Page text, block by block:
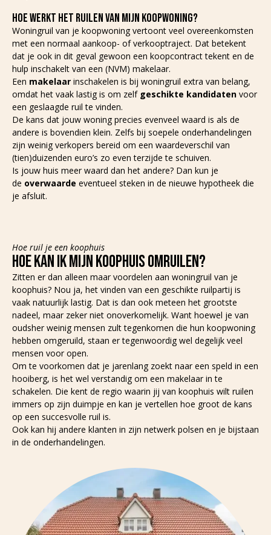
HOE WERKT HET RUILEN VAN MIJN KOOPWONING?
Woningruil van je koopwoning vertoont veel overeenkomsten
met een normaal aankoop- of verkooptraject. Dat betekent
dat je ook in dit geval gewoon een koopcontract tekent en de
hulp inschakelt van een (NVM) makelaar.
Een makelaar inschakelen is bij woningruil extra van belang,
omdat het vaak lastig is om zelf geschikte kandidaten voor
een geslaagde ruil te vinden.
De kans dat jouw woning precies evenveel waard is als de
andere is bovendien klein. Zelfs bij soepele onderhandelingen
zijn weinig verkopers bereid om een waardeverschil van
(tien)duizenden euro’s zo even terzijde te schuiven.
Is jouw huis meer waard dan het andere? Dan kun je
de overwaarde eventueel steken in de nieuwe hypotheek die
je afsluit.
Hoe ruil je een koophuis
HOE KAN IK MIJN KOOPHUIS OMRUILEN?
Zitten er dan alleen maar voordelen aan woningruil van je
koophuis? Nou ja, het vinden van een geschikte ruilpartij is
vaak natuurlijk lastig. Dat is dan ook meteen het grootste
nadeel, maar zeker niet onoverkomelijk. Want hoewel je van
oudsher weinig mensen zult tegenkomen die hun koopwoning
hebben omgeruild, staan er tegenwoordig wel degelijk veel
mensen voor open.
Om te voorkomen dat je jarenlang zoekt naar een speld in een
hooiberg, is het wel verstandig om een makelaar in te
schakelen. Die kent de regio waarin jij van koophuis wilt ruilen
immers op zijn duimpje en kan je vertellen hoe groot de kans
op een succesvolle ruil is.
Ook kan hij andere klanten in zijn netwerk polsen en je bijstaan
in de onderhandelingen.